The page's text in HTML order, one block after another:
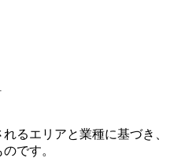
るエリアと業種に基づき、
です。